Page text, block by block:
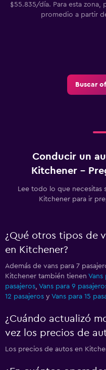
$55.835/día. Para esta zona,
promedio a partir
Buscar
Conducir un
Kitchener -
Lee todo lo que necesitas
Kitchener para ir
¿Qué otros tipos de
en Kitchener?
Además de vans para 7
Kitchener también tienen Vans
pasajeros Vans para 9
12 pasajeros y Vans para 15
¿Cuándo actualizó
vez los precios de
Los precios de autos en